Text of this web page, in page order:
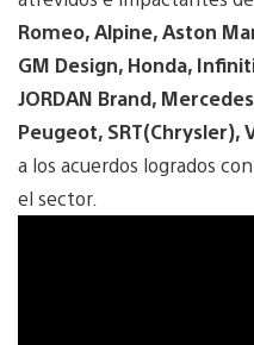
Romeo, Alpine, Aston
GM Design, Honda,
JORDAN Brand,
Peugeot, SRT(Chrysler),
a los acuerdos logrados
el sector.